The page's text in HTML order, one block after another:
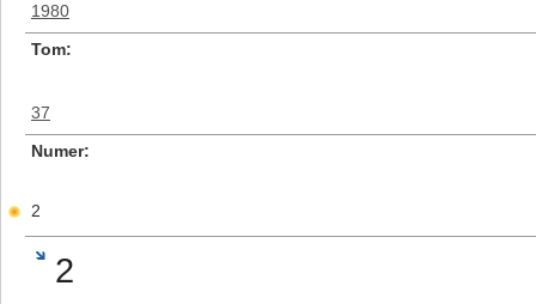
1980
Tom
37
Numer
2
2